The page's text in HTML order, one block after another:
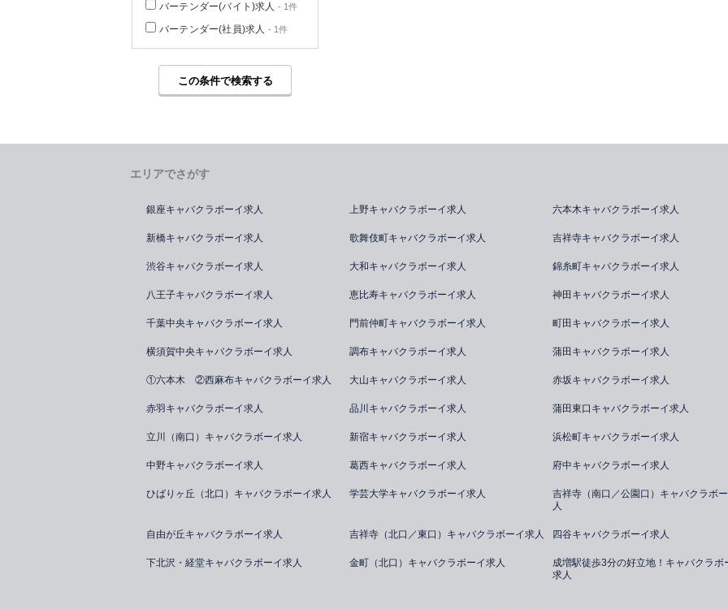
バーテンダー(バイト)求人 - 1件
バーテンダー(社員)求人 - 1件
この条件で検索する
エリアでさがす
銀座キャバクラボーイ求人 上野キャバクラボーイ求人 六本木キャバクラボーイ求人
新橋キャバクラボーイ求人 歌舞伎町キャバクラボーイ求人 吉祥寺キャバクラボーイ求人
渋谷キャバクラボーイ求人 大和キャバクラボーイ求人 錦糸町キャバクラボーイ求人
八王子キャバクラボーイ求人 恵比寿キャバクラボーイ求人 神田キャバクラボーイ求人
千葉中央キャバクラボーイ求人 門前仲町キャバクラボーイ求人 町田キャバクラボーイ求人
横須賀中央キャバクラボーイ求人 調布キャバクラボーイ求人 蒲田キャバクラボーイ求人
①六本木 ②西麻布キャバクラボーイ求人 大山キャバクラボーイ求人 赤坂キャバクラボーイ求人
赤羽キャバクラボーイ求人 品川キャバクラボーイ求人 蒲田東口キャバクラボーイ求人
立川（南口）キャバクラボーイ求人 新宿キャバクラボーイ求人 浜松町キャバクラボーイ求人
中野キャバクラボーイ求人 葛西キャバクラボーイ求人 府中キャバクラボーイ求人
ひばりヶ丘（北口）キャバクラボーイ求人 学芸大学キャバクラボーイ求人
吉祥寺（南口／公園口）キャバクラボ
人
自由が丘キャバクラボーイ求人 吉祥寺（北口／東口）キャバクラボーイ求人 四谷キャバクラボーイ求人
下北沢・経堂キャバクラボーイ求人 金町（北口）キャバクラボーイ求人
成増駅徒歩3分の好立地！キャバクラボ
求人